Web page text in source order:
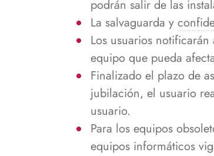
podrán salir de las
La salvaguarda y
Los usuarios
equipo que pueda
Finalizado el plazo de
jubilación, el usuario
usuario.
Para los equipos
equipos informáticos